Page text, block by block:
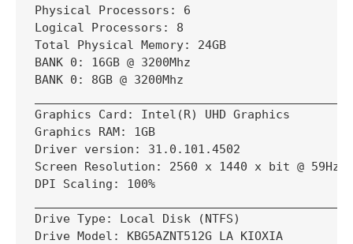
Physical Processors: 6
Logical Processors: 8
Total Physical Memory: 24GB
BANK 0: 16GB @ 3200Mhz
BANK 0: 8GB @ 3200Mhz
Graphics Card: Intel(R) UHD Graphics
Graphics RAM: 1GB
Driver version: 31.0.101.4502
Screen Resolution: 2560 x 1440 x bit @ 59Hz
DPI Scaling: 100%
Drive Type: Local Disk (NTFS)
Drive Model: KBG5AZNT512G LA KIOXIA